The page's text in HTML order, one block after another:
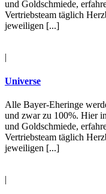
und Goldschmiede,
Vertriebsteam täglich
jeweiligen [...]
|
Universe
Alle Bayer-Eheringe
und zwar zu 100%. Hier
und Goldschmiede,
Vertriebsteam täglich
jeweiligen [...]
|